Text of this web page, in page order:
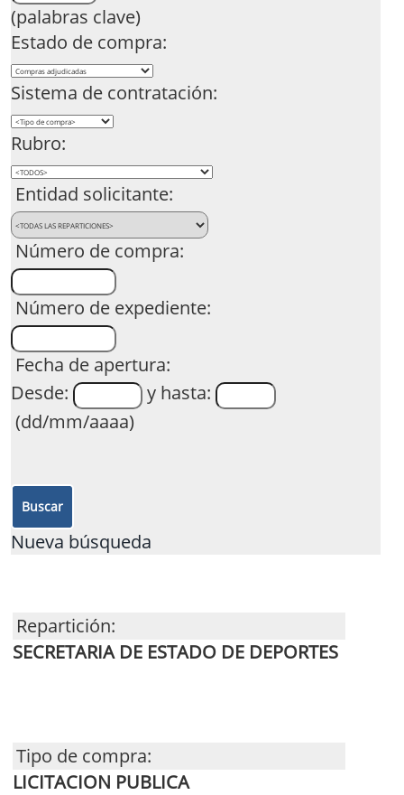
(palabras clave)
Estado de compra:
Sistema de contratación:
Rubro:
Entidad solicitante:
Número de compra:
Número de expediente:
Fecha de apertura:
Desde:
y hasta:
(dd/mm/aaaa)
Nueva búsqueda
Repartición:
SECRETARIA DE ESTADO DE DEPORTES
Tipo de compra:
LICITACION PUBLICA